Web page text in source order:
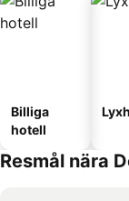
Billiga
hotell
Resmål nära